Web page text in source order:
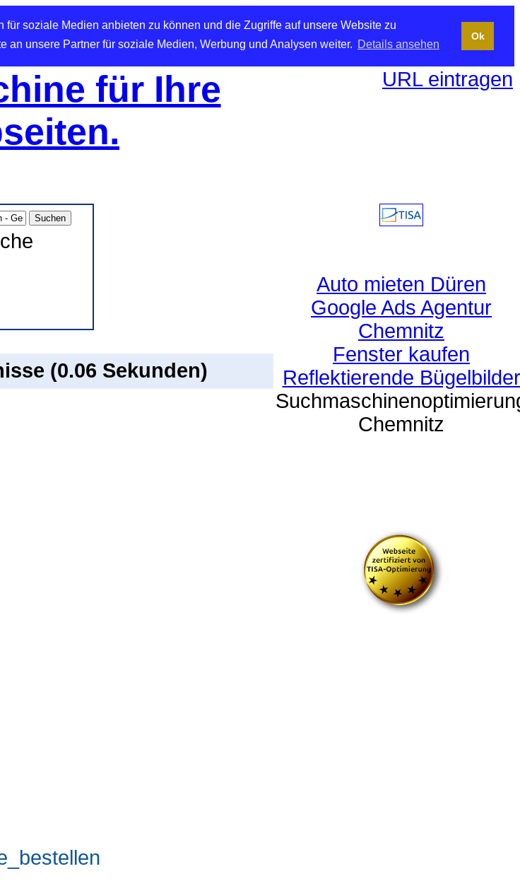
soziale Medien anbieten zu können und die Zugriffe auf unsere Website zu
unsere Partner für soziale Medien, Werbung und Analysen weiter. Details ansehen
Ok
für Ihre
URL eintragen
(0.06 Sekunden)
Auto mieten Düren
Google Ads Agentur
Chemnitz
Fenster kaufen
Reflektierende Bügelbilder
Chemnitz